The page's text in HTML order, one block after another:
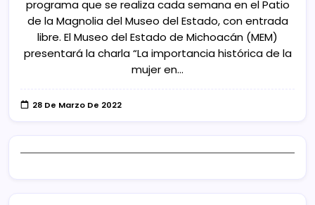
programa que se realiza cada semana en el Patio
de la Magnolia del Museo del Estado, con entrada
libre. El Museo del Estado de Michoacán (MEM)
presentará la charla “La importancia histórica de la
mujer en…
28 De Marzo De 2022